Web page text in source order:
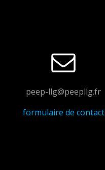
peep-llg@peepllg.fr
formulaire de contact